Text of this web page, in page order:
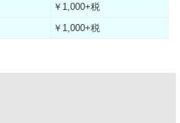
￥1,000+税
￥1,000+税